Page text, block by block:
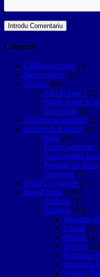
Categorii
Călători-scriitori (3)
Despre Mine (1)
Diverse (69)
Aici aș vrea ! (2)
Statui, statui, E
SuperBlog (8)
Gânduri pe tastatură (2)
Informatii si sfaturi (42)
Bani (4)
Cazari verificate
Gastronomie
Pregătiri de drum.
Transport (7)
Istorii si Legende (7)
Restul lumii (138)
Andorra (1)
Bulgaria (20)
Bulgaria,
Litoral (5)
Melnik (1)
Plovdiv (2)
Regiunea
Regiunea
Vekiko